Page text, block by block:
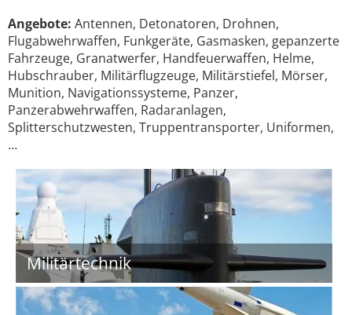
Angebote: Antennen, Detonatoren, Drohnen,
Flugabwehrwaffen, Funkgeräte, Gasmasken, gepanzerte
Fahrzeuge, Granatwerfer, Handfeuerwaffen, Helme,
Hubschrauber, Militärflugzeuge, Militärstiefel, Mörser,
Munition, Navigationssysteme, Panzer,
Panzerabwehrwaffen, Radaranlagen,
Splitterschutzwesten, Truppentransporter, Uniformen,
…
Militärtechnik